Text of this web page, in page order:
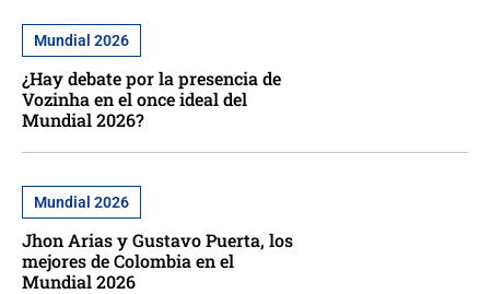
Mundial 2026
¿Hay debate por la presencia de
Vozinha en el once ideal del
Mundial 2026?
Mundial 2026
Jhon Arias y Gustavo Puerta, los
mejores de Colombia en el
Mundial 2026